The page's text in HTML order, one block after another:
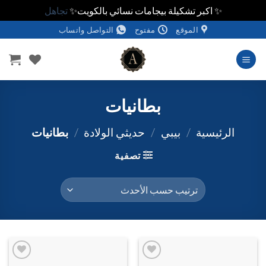
✨ اكبر تشكيلة بيجامات نسائي بالكويت✨تجاهل
للمحتوى
الموقع مفتوح التواصل واتساب
بطانيات
الرئيسية / بيبي / حديثي الولادة / بطانيات
تصفية